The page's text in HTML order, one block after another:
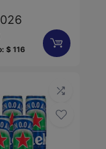
$ 116